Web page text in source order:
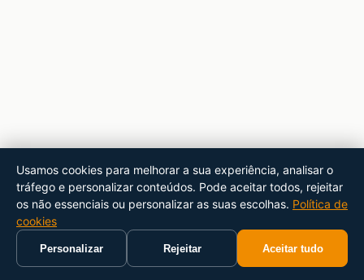
Usamos cookies para melhorar a sua experiência, analisar o
tráfego e personalizar conteúdos. Pode aceitar todos, rejeitar
os não essenciais ou personalizar as suas escolhas. Política de
cookies
Personalizar Rejeitar Aceitar tudo